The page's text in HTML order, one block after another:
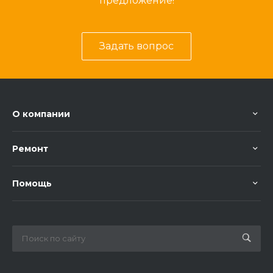
Задать вопрос
О компании
Ремонт
Помощь